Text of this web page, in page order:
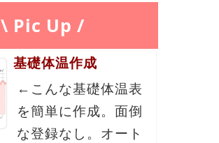
\ Pic Up /
基礎体温作成
←こんな基礎体温表
を簡単に作成。面倒
な登録なし。オート